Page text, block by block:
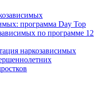
программа Day Top
по программе 12
наркозависимых